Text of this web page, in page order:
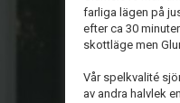
farliga lägen på
efter ca 30
skottläge men
Vår spelkvalité
av andra halvlek